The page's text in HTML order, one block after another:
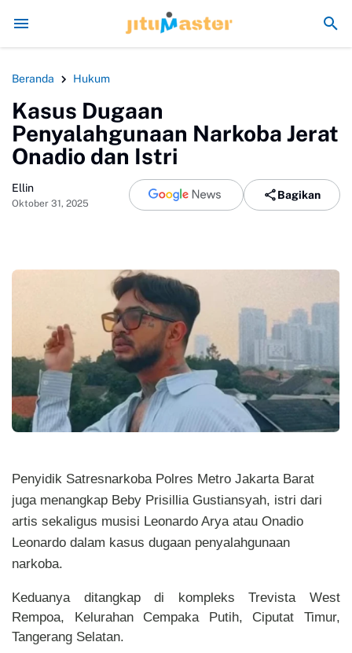
Era Jokowi seperti Sengaja Rusak Alam
Beranda Hukum
Kasus Dugaan
Penyalahgunaan Narkoba Jerat
Onadio dan Istri
Ellin
Oktober 31, 2025
Bagikan
Penyidik Satresnarkoba Polres Metro Jakarta Barat
juga menangkap Beby Prisillia Gustiansyah, istri dari
artis sekaligus musisi Leonardo Arya atau Onadio
Leonardo dalam kasus dugaan penyalahgunaan
narkoba.
Keduanya ditangkap di kompleks Trevista West
Rempoa, Kelurahan Cempaka Putih, Ciputat Timur,
Tangerang Selatan.